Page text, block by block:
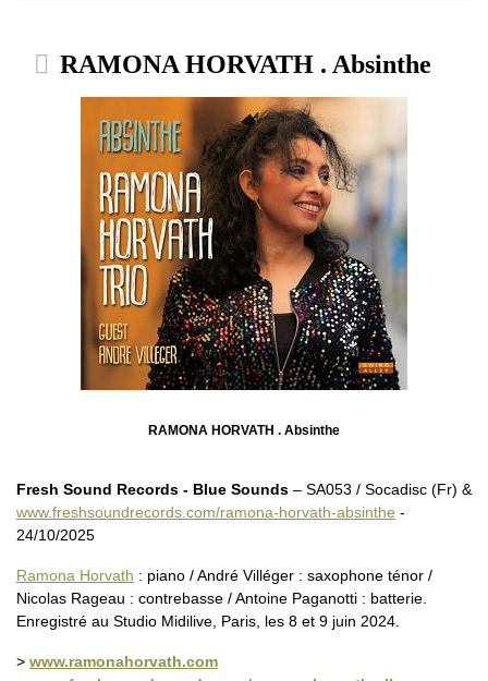
RAMONA HORVATH . Absinthe
RAMONA HORVATH . Absinthe
Fresh Sound Records - Blue Sounds – SA053 / Socadisc (Fr) &
www.freshsoundrecords.com/ramona-horvath-absinthe -
24/10/2025
Ramona Horvath : piano / André Villéger : saxophone ténor /
Nicolas Rageau : contrebasse / Antoine Paganotti : batterie.
Enregistré au Studio Midilive, Paris, les 8 et 9 juin 2024.
> www.ramonahorvath.com